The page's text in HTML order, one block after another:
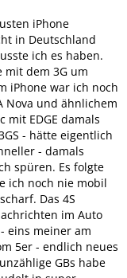
iPhone
in Deutschland
ich es haben.
mit dem 3G um
iPhone war ich noch
Nova und ähnlichem
mit EDGE damals
- hätte eigentlich
- damals
spüren. Es folgte
ich noch nie mobil
Das 4S
im Auto
eins meiner am
5er - endlich neues
GBs habe